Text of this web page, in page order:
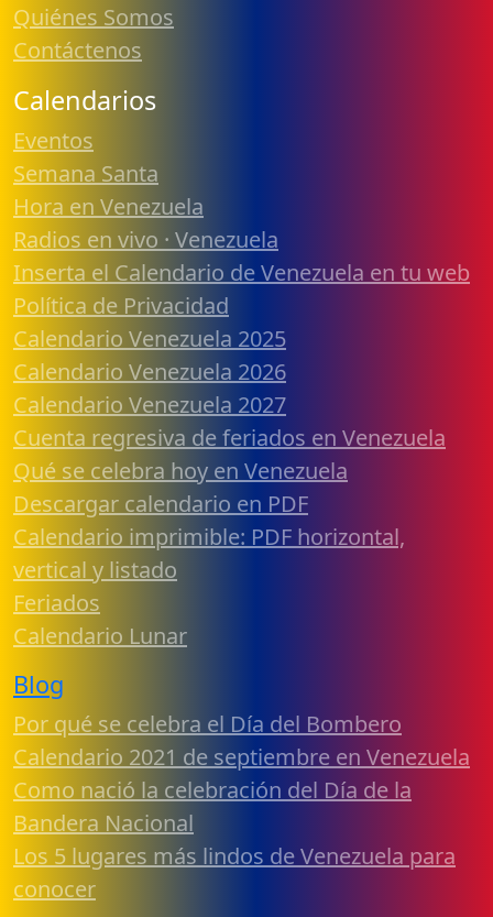
Quiénes Somos
Contáctenos
Calendarios
Eventos
Semana Santa
Hora en Venezuela
Radios en vivo · Venezuela
Inserta el Calendario de Venezuela en tu web
Política de Privacidad
Calendario Venezuela 2025
Calendario Venezuela 2026
Calendario Venezuela 2027
Cuenta regresiva de feriados en Venezuela
Qué se celebra hoy en Venezuela
Descargar calendario en PDF
Calendario imprimible: PDF horizontal,
vertical y listado
Feriados
Calendario Lunar
Blog
Por qué se celebra el Día del Bombero
Calendario 2021 de septiembre en Venezuela
Como nació la celebración del Día de la
Bandera Nacional
Los 5 lugares más lindos de Venezuela para
conocer